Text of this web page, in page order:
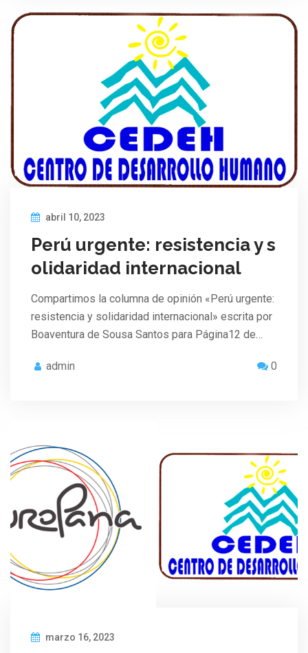
abril 10, 2023
Perú urgente: resistencia y s
olidaridad internacional
Compartimos la columna de opinión «Perú urgente:
resistencia y solidaridad internacional» escrita por
Boaventura de Sousa Santos para Página12 de…
admin 0
marzo 16, 2023